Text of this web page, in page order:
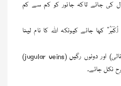
کی جائے تاکہ جانور کو کم سے کم
کہا جائے کیونکہ اللہ کا نام لینا
• حلق (گلا)، مری (سانس کی نالی) اور دونوں رگیں (jugular veins)
نکل جائے۔